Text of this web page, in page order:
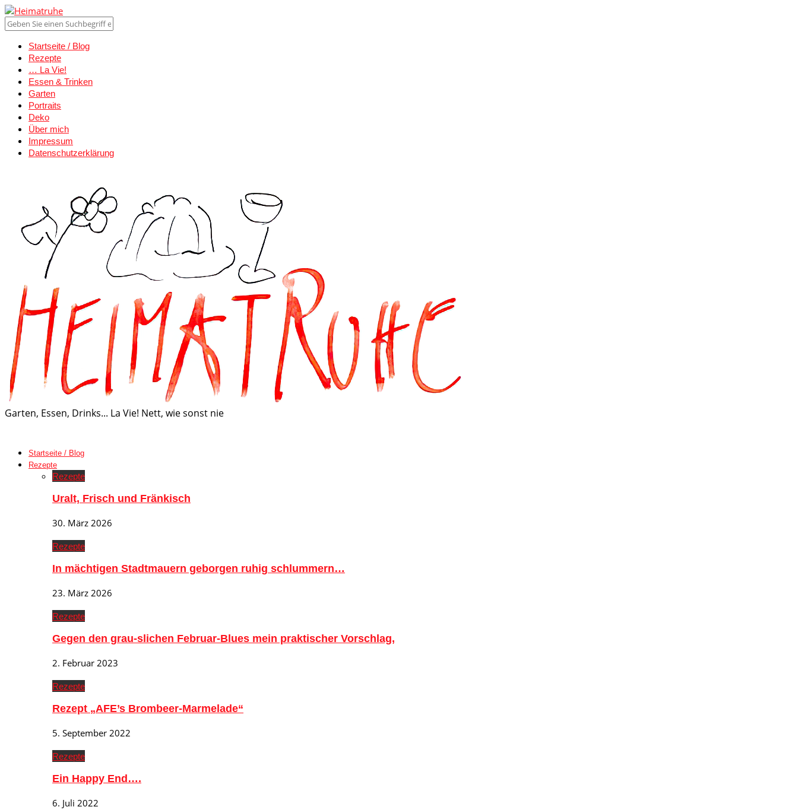
Startseite / Blog
Rezepte
… La Vie!
Essen & Trinken
Garten
Portraits
Deko
Über mich
Impressum
Datenschutzerklärung
Garten, Essen, Drinks... La Vie! Nett, wie sonst nie
Startseite / Blog
Rezepte
Rezepte
Uralt, Frisch und Fränkisch
30. März 2026
Rezepte
In mächtigen Stadtmauern geborgen ruhig schlummern…
23. März 2026
Rezepte
Gegen den grau-slichen Februar-Blues mein praktischer Vorschlag,
2. Februar 2023
Rezepte
Rezept „AFE’s Brombeer-Marmelade“
5. September 2022
Rezepte
Ein Happy End….
6. Juli 2022